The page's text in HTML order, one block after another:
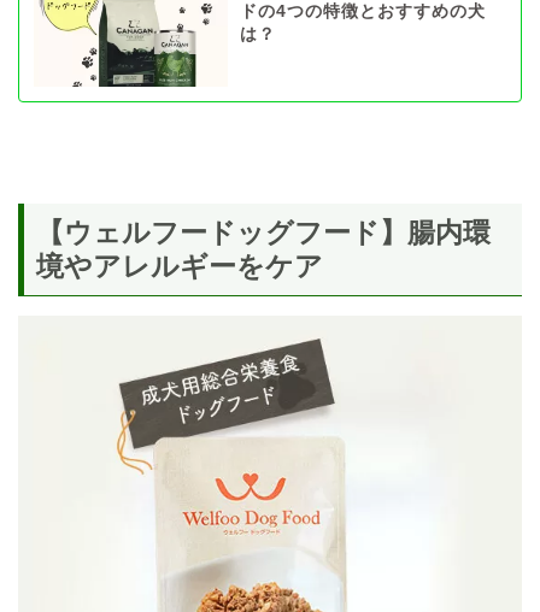
ドの4つの特徴とおすすめの犬
は？
【ウェルフードッグフード】腸内環
境やアレルギーをケア